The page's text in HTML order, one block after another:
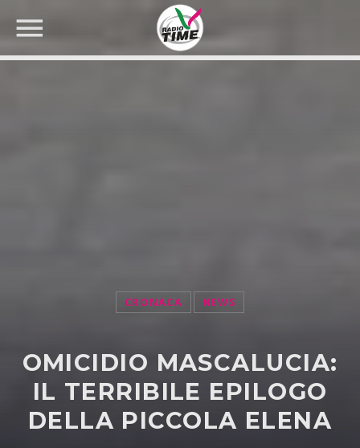
CRONACA NEWS
OMICIDIO MASCALUCIA:
IL TERRIBILE EPILOGO
DELLA PICCOLA ELENA